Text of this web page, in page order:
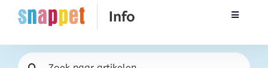
naar
Toggle
Rekenen
Zoeken